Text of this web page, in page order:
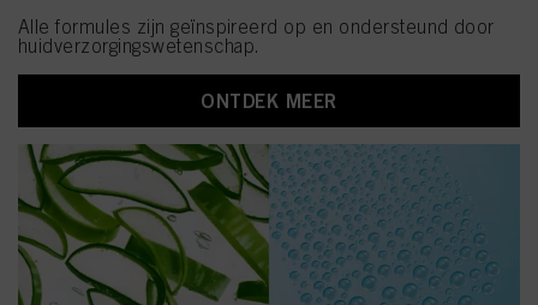
Alle formules zijn geïnspireerd op en ondersteund door
huidverzorgingswetenschap.
ONTDEK MEER